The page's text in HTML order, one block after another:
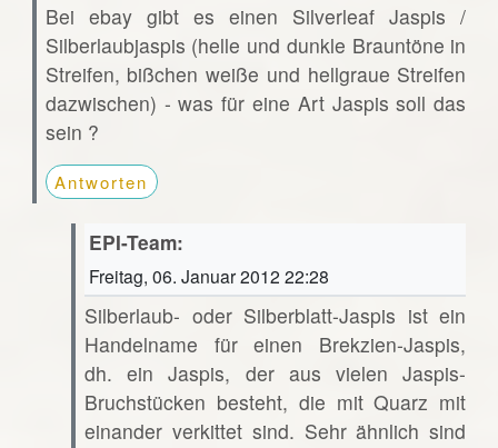
Bei ebay gibt es einen Silverleaf Jaspis /
Silberlaubjaspis (helle und dunkle Brauntöne in
Streifen, bißchen weiße und hellgraue Streifen
dazwischen) - was für eine Art Jaspis soll das
sein ?
Antworten
EPI-Team:
Freitag, 06. Januar 2012 22:28
Silberlaub- oder Silberblatt-Jaspis ist ein
Handelname für einen Brekzien-Jaspis,
dh. ein Jaspis, der aus vielen Jaspis-
Bruchstücken besteht, die mit Quarz mit
einander verkittet sind. Sehr ähnlich sind